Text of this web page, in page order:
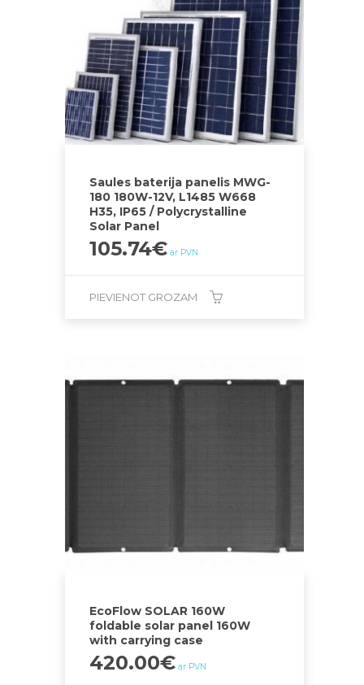
Saules baterija panelis MWG-
180 180W-12V, L1485 W668
H35, IP65 / Polycrystalline
Solar Panel
105.74€ ar PVN
PIEVIENOT GROZAM
EcoFlow SOLAR 160W
foldable solar panel 160W
with carrying case
420.00€ ar PVN